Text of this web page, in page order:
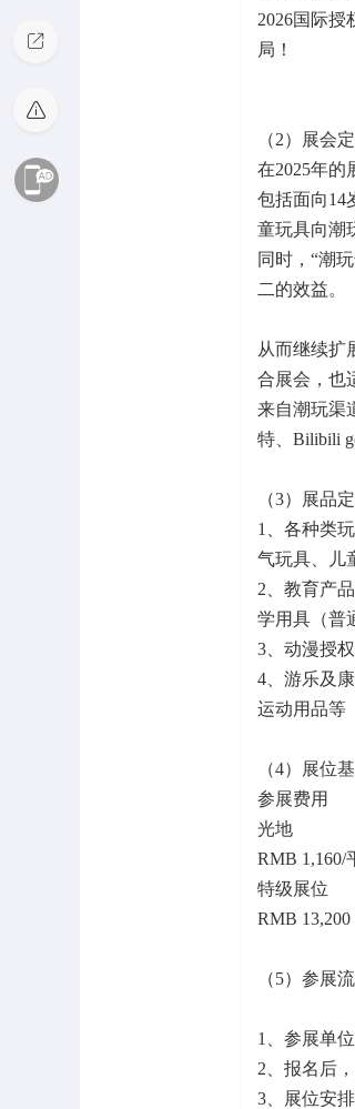
2026国际
局！
（2）展会
在2025年的
包括面向14
童玩具向潮
同时，“潮
二的效益。
从而继续扩
合展会，也
来自潮玩渠
特、Bilibili
（3）展品
1、各种类
气玩具、儿
2、教育产
学用具（普
3、动漫授
4、游乐及
运动用品等
（4）展位
参展费用
光地
RMB 1,160/
特级展位
RMB
（5）参展
1、参展单
2、报名后
3、展位安